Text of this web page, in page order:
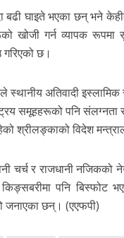
बढी घाइते भएका छन् भने
खोजी गर्न व्यापक
छ।
स्थानीय अतिवादी
समूहहरूको पनि
श्रीलङ्काको विदेश
चर्च र राजधानी नजिकको
पनि बिस्फोट
जनाएका छन्। (एएफपी)